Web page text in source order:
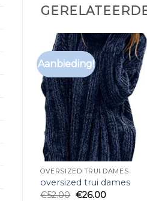
Aanbieding!
OVERSIZED TRUI DAMES
oversized trui dames
€52.00 €26.00